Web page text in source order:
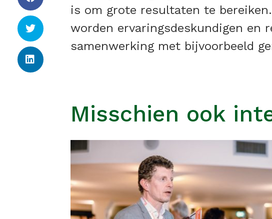
is om grote resultaten te
worden ervaringsdeskundigen en
samenwerking met bijvoorbeeld
Misschien ook